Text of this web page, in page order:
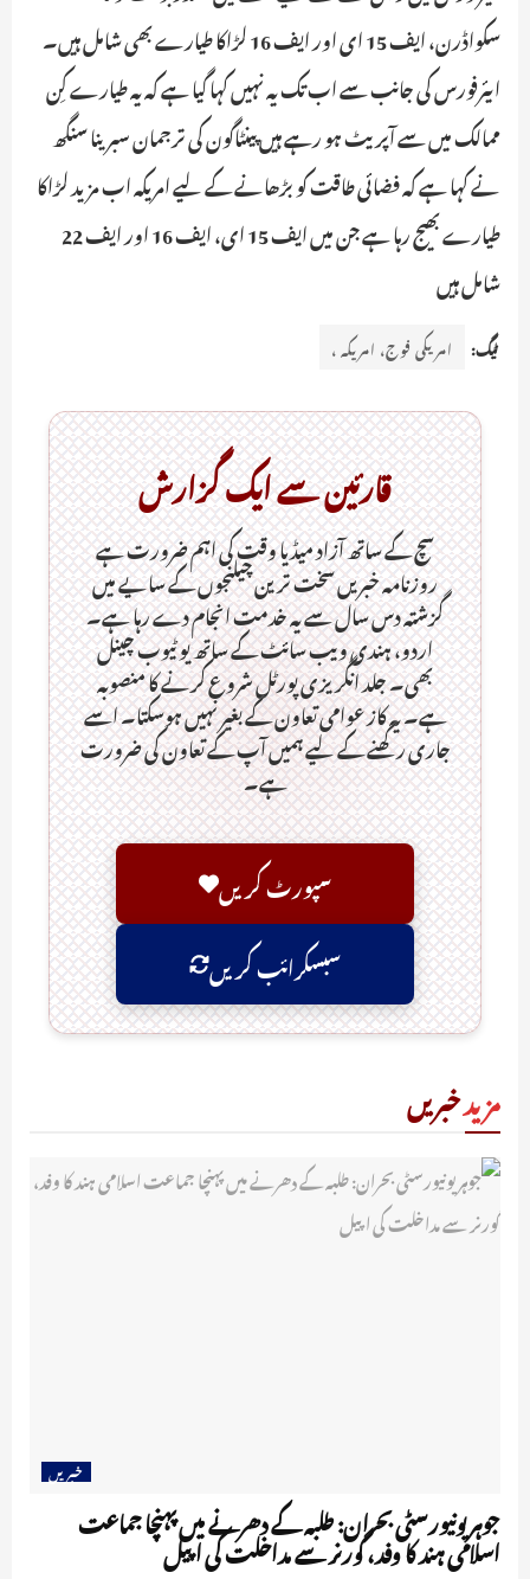
سکواڈرن، ایف 15 ای اور ایف 16 لڑاکا طیارے بھی شامل ہیں۔
ایئرفورس کی جانب سے اب تک یہ نہیں کہا گیا ہے کہ یہ طیارے کِن
ممالک میں سے آپریٹ ہو رہے ہیں پینٹاگون کی ترجمان سبرینا سنگھ
نے کہا ہے کہ فضائی طاقت کو بڑھانے کے لیے امریکہ اب مزید لڑاکا
طیارے بھیج رہا ہے جن میں ایف 15 ای، ایف 16 اور ایف 22
شامل ہیں
ٹیگ: امریکی فوج، امریکہ ،
قارئین سے ایک گزارش
سچ کے ساتھ آزاد میڈیا وقت کی اہم ضرورت ہےـ
روزنامہ خبریں سخت ترین چیلنجوں کے سایے میں
گزشتہ دس سال سے یہ خدمت انجام دے رہا ہے۔
اردو، ہندی ویب سائٹ کے ساتھ یو ٹیوب چینل
بھی۔ جلد انگریزی پورٹل شروع کرنے کا منصوبہ
ہے۔ یہ کاز عوامی تعاون کے بغیر نہیں ہوسکتا۔ اسے
جاری رکھنے کے لیے ہمیں آپ کے تعاون کی ضرورت
ہے۔
سپورٹ کریں
سبسکرائب کریں
مزیدخبریں
خبریں
جوہر یونیورسٹی بحران: طلبہ کے دھرنے میں پہنچا جماعت
اسلامی ہند کا وفد، گورنر سے مداخلت کی اپیل